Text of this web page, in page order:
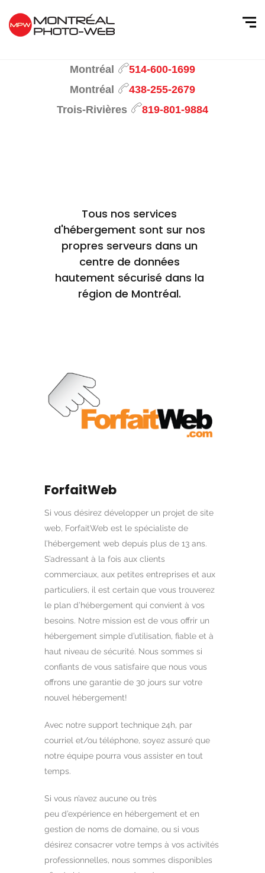
Montréal
514-600-1699
Montréal
438-255-2679
Trois-Rivières
819-801-9884
Tous nos services
d'hébergement sont sur nos
propres serveurs dans un
centre de données
hautement sécurisé dans la
région de Montréal.
ForfaitWeb
Si vous désirez développer un projet de site
web, ForfaitWeb est le spécialiste de
l’hébergement web depuis plus de 13 ans.
S’adressant à la fois aux clients
commerciaux, aux petites entreprises et aux
particuliers, il est certain que vous trouverez
le plan d’hébergement qui convient à vos
besoins. Notre mission est de vous offrir un
hébergement simple d’utilisation, fiable et à
haut niveau de sécurité. Nous sommes si
confiants de vous satisfaire que nous vous
offrons une garantie de 30 jours sur votre
nouvel hébergement!
Avec notre support technique 24h, par
courriel et/ou téléphone, soyez assuré que
notre équipe pourra vous assister en tout
temps.
Si vous n’avez aucune ou très
peu d’expérience en hébergement et en
gestion de noms de domaine, ou si vous
désirez consacrer votre temps à vos activités
professionnelles, nous sommes disponibles